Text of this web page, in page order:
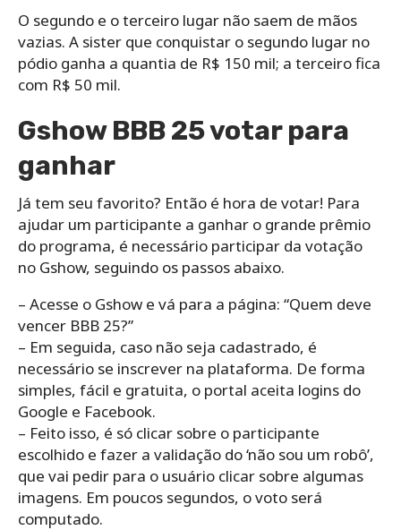
O segundo e o terceiro lugar não saem de mãos
vazias. A sister que conquistar o segundo lugar no
pódio ganha a quantia de R$ 150 mil; a terceiro fica
com R$ 50 mil.
Gshow BBB 25 votar para
ganhar
Já tem seu favorito? Então é hora de votar! Para
ajudar um participante a ganhar o grande prêmio
do programa, é necessário participar da votação
no Gshow, seguindo os passos abaixo.
– Acesse o Gshow e vá para a página: “Quem deve
vencer BBB 25?”
– Em seguida, caso não seja cadastrado, é
necessário se inscrever na plataforma. De forma
simples, fácil e gratuita, o portal aceita logins do
Google e Facebook.
– Feito isso, é só clicar sobre o participante
escolhido e fazer a validação do ‘não sou um robô’,
que vai pedir para o usuário clicar sobre algumas
imagens. Em poucos segundos, o voto será
computado.